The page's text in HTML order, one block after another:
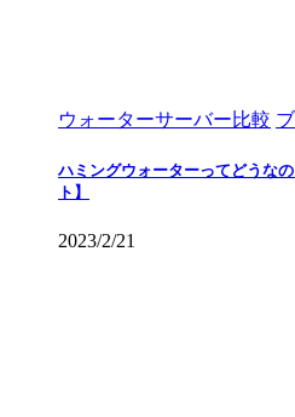
ウォーターサーバー比較
ハミングウォーターってどうな
ト】
2023/2/21